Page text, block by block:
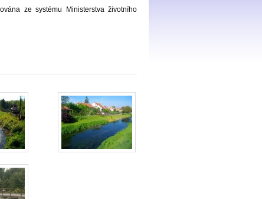
ze systému Ministerstva životního